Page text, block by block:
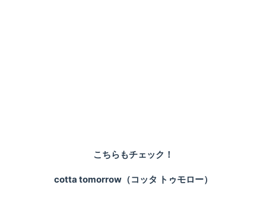
こちらもチェック！
cotta tomorrow（コッタ トゥモロー）